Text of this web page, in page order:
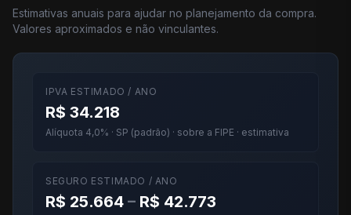
Estimativas anuais para ajudar no planejamento da compra.
Valores aproximados e não vinculantes.
IPVA ESTIMADO / ANO
R$ 34.218
Alíquota 4,0% · SP (padrão) · sobre a FIPE · estimativa
SEGURO ESTIMADO / ANO
R$ 25.664 – R$ 42.773